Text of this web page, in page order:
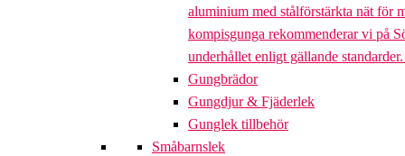
aluminium med stålförstärkta nät för
kompisgunga rekommenderar vi på
underhållet enligt gällande
Gungbrädor
Gungdjur & Fjäderlek
Gunglek tillbehör
Småbarnslek